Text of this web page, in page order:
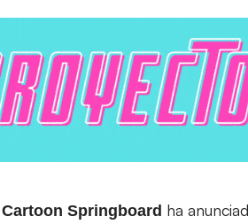
Cartoon Springboard ha